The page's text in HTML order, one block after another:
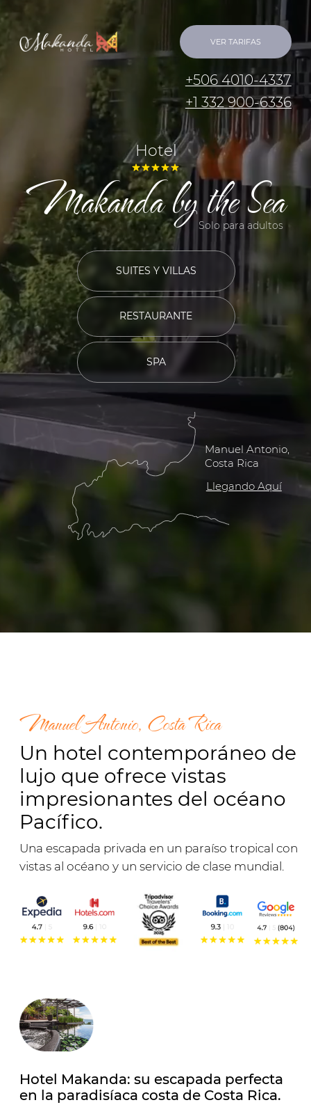
Makanda by the Sea‎
+1 332 900-6336
+506 4010-4337
Manuel Antonio,
Costa Rica
Solo para adultos
Hotel
VER TARIFAS
RESTAURANTE
SUITES Y VILLAS
Manuel Antonio, Costa Rica
Un hotel contemporáneo de
Hotel Makanda: su escapada perfecta
en la paradisíaca costa de Costa Rica.
Descubra un verdadero oasis de romance y
relajación en la pintoresca costa del Pacífico de
Costa Rica, donde playas vírgenes y aguas
luna de miel o una escapada inolvidable.
Nuestro moderno hotel en Manuel Antonio
ofrece una comodidad inigualable, seguridad y
un ambiente privado. Nuestro atento personal
estancia sea realmente inolvidable.
Relájese junto a la elegante piscina infinita o
disfrute exclusivos cócteles en el bar con vistas
al océano. La playa salvaje de Makanda ofrece
desayunos tradicionales y bandejas flotantes,
tours de vida silvestre y exclusivas
comodidades que hacen cada día único. El
lujo y un servicio excepcional.